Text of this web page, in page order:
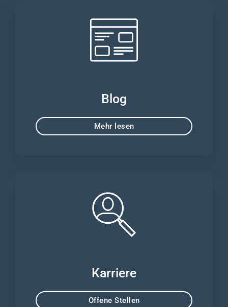
Blog
Mehr lesen
Karriere
Offene Stellen